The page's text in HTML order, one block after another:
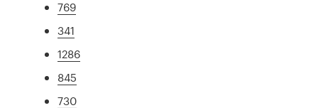
769
341
1286
845
730